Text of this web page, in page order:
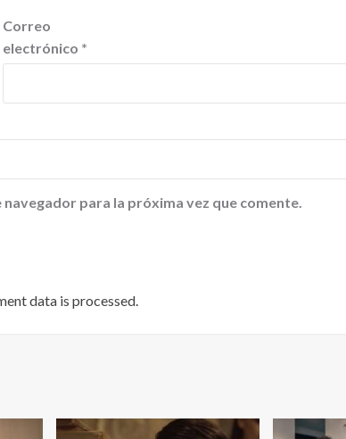
Correo
electrónico *
para la próxima vez que comente.
data is processed